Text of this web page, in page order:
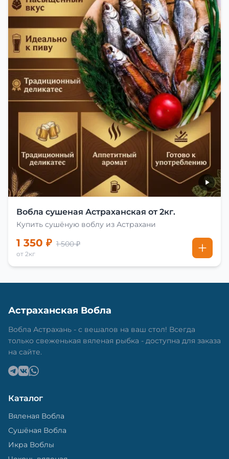
Вобла сушеная Астраханская от 2кг.
Купить сушёную воблу из Астрахани
1 350 ₽ 1 500 ₽
от 2кг
Астраханская Вобла
Вобла Астрахань - с вешалов на ваш стол! Всегда
только свеженькая вяленая рыбка - доступна для заказа
на сайте.
Каталог
Вяленая Вобла
Сушёная Вобла
Икра Воблы